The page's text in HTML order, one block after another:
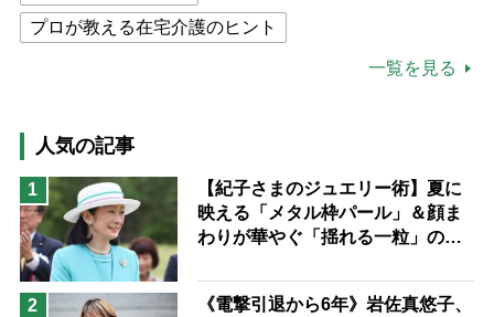
プロが教える在宅介護のヒント
猫が母になつきません
息子の遠距離介護サバイバル術
兄がボケました
便利なサービス
予防法
一覧を見る
人気の記事
1
【紀子さまのジュエリー術】夏に
映える「メタル枠パール」＆顔ま
わりが華やぐ「揺れる一粒」の使
2
《電撃引退から6年》岩佐真悠子、